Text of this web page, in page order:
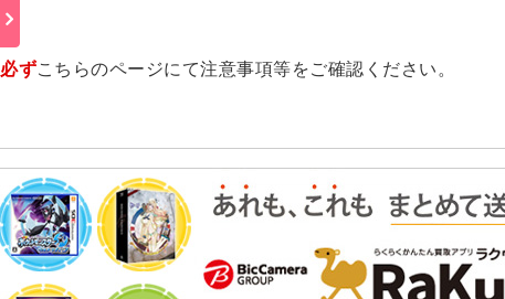
必ずこちらのページにて注意事項等をご確認ください。